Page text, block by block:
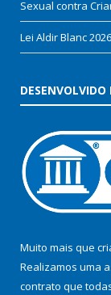
Sexual contra
Lei Aldir Blanc 2026
DESENVOLVIDO
Muito mais que
Realizamos uma
contrato que